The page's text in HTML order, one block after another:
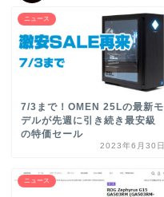
ニュース
7/3まで！OMEN 25Lの最新モ
デルが先週に引き続き最安級
の特価セール
2023年6月30日
ニュース